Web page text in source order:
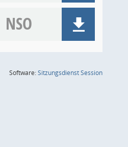
NSO
Software:SitzungsdienstSession(Wird in